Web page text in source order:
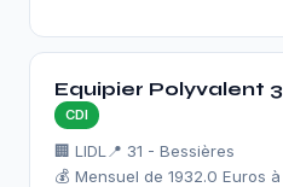
Equipier Polyvalent
CDI
🏢 LIDL 📍 31 - Bessières
💰 Mensuel de 1932.0 Euros